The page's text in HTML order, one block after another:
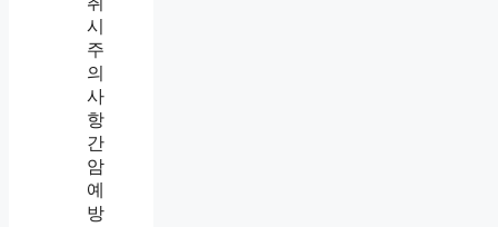
시
주
의
사
항
간
암
예
방